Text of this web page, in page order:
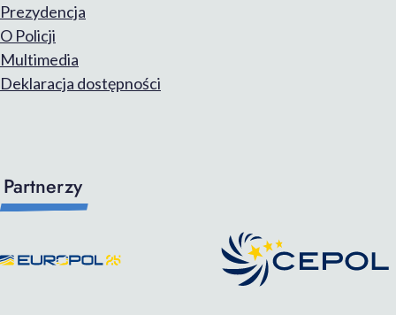
Prezydencja
O Policji
Multimedia
Deklaracja dostępności
Partnerzy